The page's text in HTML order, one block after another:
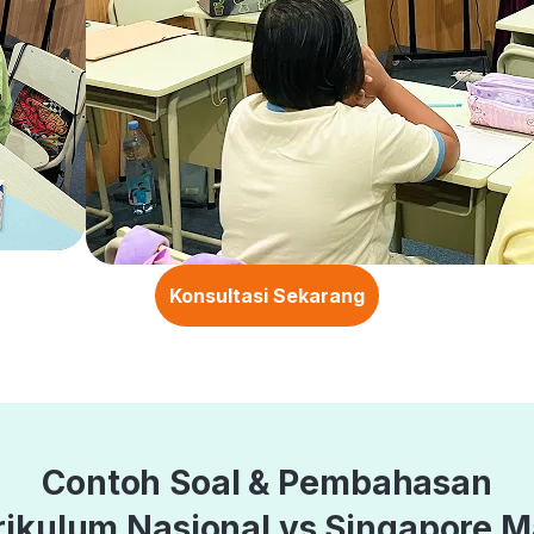
Konsultasi Sekarang
Contoh Soal & Pembahasan